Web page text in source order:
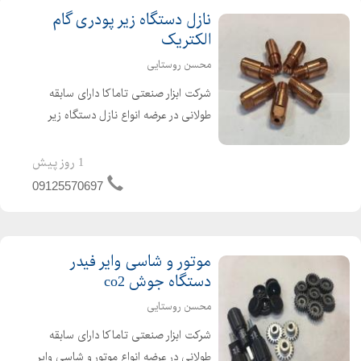
نازل دستگاه زیر پودری گام
الکتریک
محسن روستایی
شرکت ابزار صنعتی تاماکا دارای سابقه
طولانی در عرضه انواع نازل دستگاه زیر
مس شش پر با کیفیت و قیمت مناسب
1 روز پیش
09125570697
موتور و شاسی وایر فیدر
دستگاه جوش co2
محسن روستایی
شرکت ابزار صنعتی تاماکا دارای سابقه
طولانی در عرضه انواع موتور و شاسی وایر